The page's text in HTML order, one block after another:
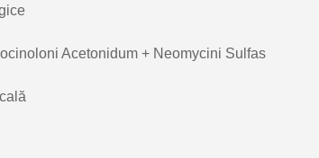
Acetonidum + Neomycini Sulfas